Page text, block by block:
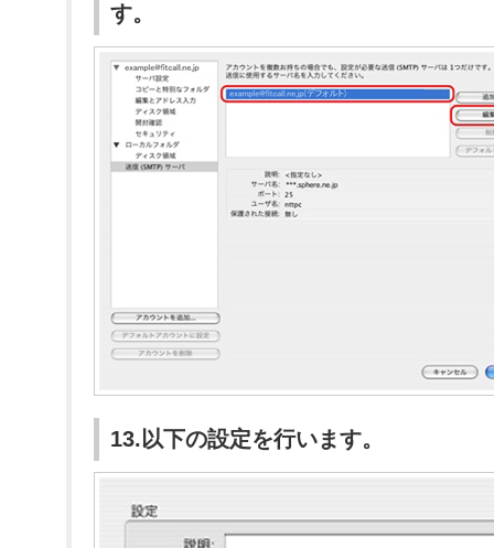
す。
13.以下の設定を行います。